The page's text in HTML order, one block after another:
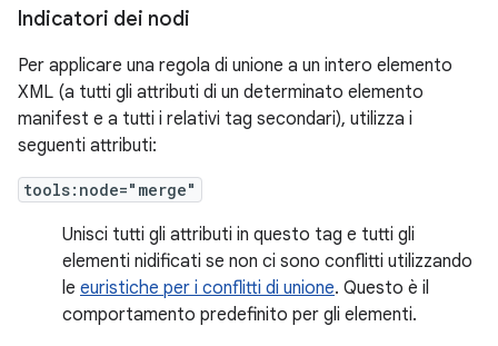
Indicatori dei nodi
Per applicare una regola di unione a un intero elemento
XML (a tutti gli attributi di un determinato elemento
manifest e a tutti i relativi tag secondari), utilizza i
seguenti attributi:
tools:node="merge"
Unisci tutti gli attributi in questo tag e tutti gli
elementi nidificati se non ci sono conflitti utilizzando
le euristiche per i conflitti di unione. Questo è il
comportamento predefinito per gli elementi.